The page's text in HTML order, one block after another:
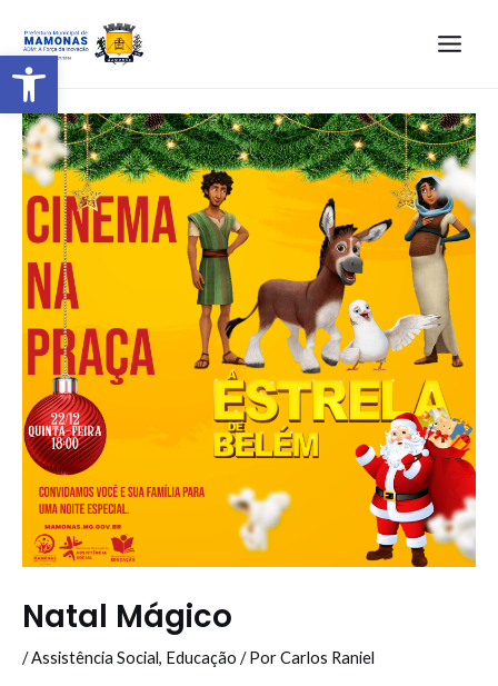
Barra de Ferramentas Aberta
Natal Mágico
/Assistência Social, Educação / PorCarlos Raniel